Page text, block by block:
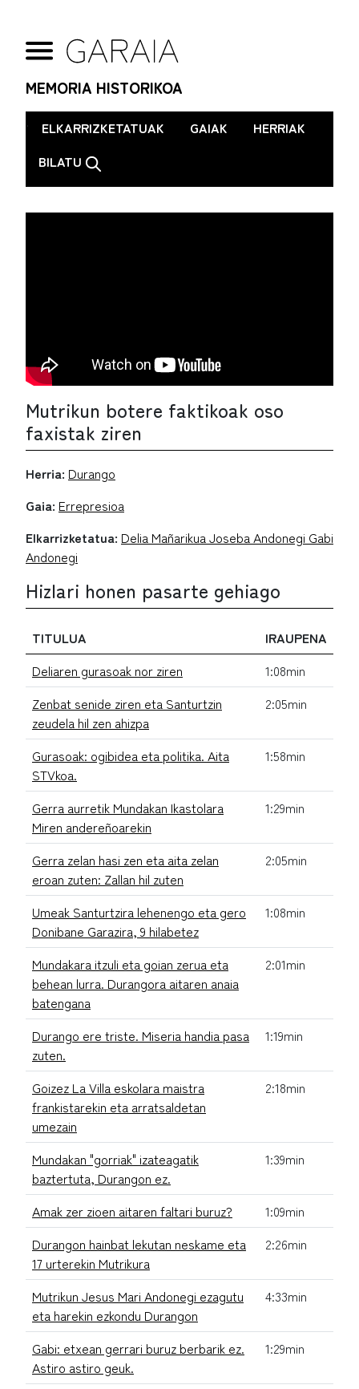
MEMORIA HISTORIKOA
. ELKARRIZKETATUAK GAIAK
HERRIAK
BILATU
Mutrikun botere faktikoak oso
faxistak ziren
Herria: Durango
Gaia: Errepresioa
Elkarrizketatua: Delia Mañarikua Joseba Andonegi Gabi
Andonegi
Hizlari honen pasarte gehiago
TITULUA
IRAUPENA
Deliaren gurasoak nor ziren
1:08min
Zenbat senide ziren eta Santurtzin
zeudela hil zen ahizpa
2:05min
Gurasoak: ogibidea eta politika. Aita
STVkoa.
1:58min
Gerra aurretik Mundakan Ikastolara
Miren andereñoarekin
1:29min
Gerra zelan hasi zen eta aita zelan
eroan zuten: Zallan hil zuten
2:05min
Umeak Santurtzira lehenengo eta gero
Donibane Garazira, 9 hilabetez
1:08min
Mundakara itzuli eta goian zerua eta
behean lurra. Durangora aitaren anaia
batengana
2:01min
Durango ere triste. Miseria handia pasa
zuten.
1:19min
Goizez La Villa eskolara maistra
frankistarekin eta arratsaldetan
umezain
2:18min
Mundakan "gorriak" izateagatik
baztertuta, Durangon ez.
1:39min
Amak zer zioen aitaren faltari buruz?
1:09min
Durangon hainbat lekutan neskame eta
17 urterekin Mutrikura
2:26min
Mutrikun Jesus Mari Andonegi ezagutu
eta harekin ezkondu Durangon
4:33min
Gabi: etxean gerrari buruz berbarik ez.
Astiro astiro geuk.
1:29min